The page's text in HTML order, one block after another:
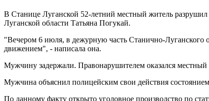
В Станице Луганской 52-летний местный житель
Луганской области Татьяна Погукай.
"Вечером 6 июля, в дежурную часть Станично-Луганского
движением", - написала она.
Мужчину задержали. Правонарушителем оказался
Мужчина объяснил полицейским свои действия
По данному факту открыто уголовное производство по